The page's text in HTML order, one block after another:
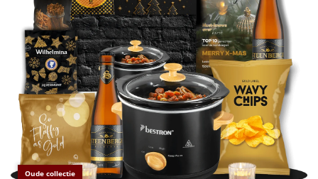
€50 tot €55
€55 tot €75
€75 tot €100
€100 en hoger
Alle kerstpakketten 2026
Oude collectie